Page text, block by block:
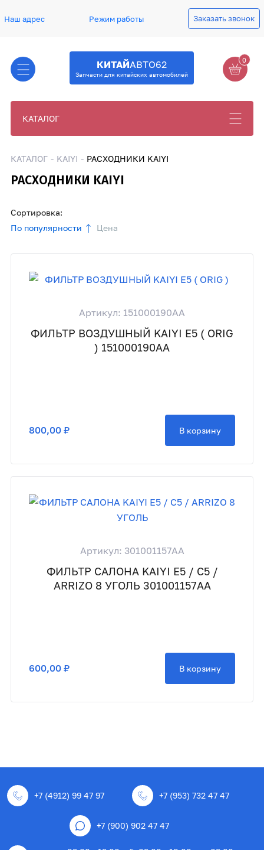
Наш адрес Режим работы Заказать звонок
КИТАЙАВТО62
Запчасти для китайских автомобилей
0
КАТАЛОГ
КАТАЛОГ KAIYI РАСХОДНИКИ KAIYI
РАСХОДНИКИ KAIYI
Сортировка:
По популярности
Цена
Артикул: 151000190AA
ФИЛЬТР ВОЗДУШНЫЙ KAIYI E5 ( ORIG
) 151000190AA
800,00 ₽ В корзину
Артикул: 301001157AA
ФИЛЬТР САЛОНА KAIYI E5 / C5 /
ARRIZO 8 УГОЛЬ 301001157AA
600,00 ₽ В корзину
+7 (4912) 99 47 97 +7 (953) 732 47 47
+7 (900) 902 47 47